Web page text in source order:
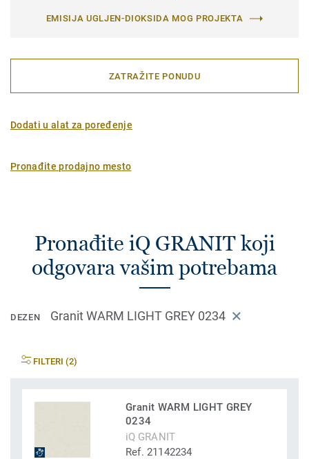
EMISIJA UGLJEN-DIOKSIDA MOG PROJEKTA
ZATRAŽITE PONUDU
Dodati u alat za poređenje
Pronađite prodajno mesto
Pronađite iQ GRANIT koji
odgovara vašim potrebama
DEZEN Granit WARM LIGHT GREY 0234
FILTERI (2)
Granit WARM LIGHT GREY
0234
iQ GRANIT
Ref. 21142234